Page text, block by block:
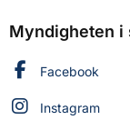
Myndigheten i
Myndigheten
Facebook
Myndigheten
Instagram